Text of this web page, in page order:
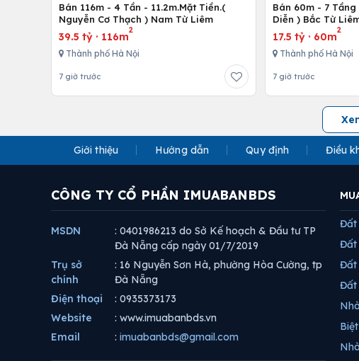
Bán 116m - 4 Tần - 11.2m.Mặt Tiền.(
Nguyễn Cơ Thạch ) Nam Từ Liêm
39.5 tỷ · 116m
2
Thành phố Hà Nội
7 giờ trước
Bán 60m - 7
Diễn ) Bắc Từ
17.5 tỷ · 60m
2
Thành phố Hà Nội
7 giờ trước
Giới thiệu Hướng dẫn Quy định Điều
CÔNG TY CỔ PHẦN IMUABANBDS
MSDN
: 0401986213 do Sở Kế hoạch & Đầu tư TP
Đà Nẵng cấp ngày 01/7/2019
Trụ sở
chính
: 16 Nguyễn Sơn Hà, phường Hòa Cường, tp
Đà Nẵng
Điện thoại
: 0935373173
Website
: www.imuabanbds.vn
Email
: imuabanbds@gmail.com
Đất
Đất
Đất
Đất